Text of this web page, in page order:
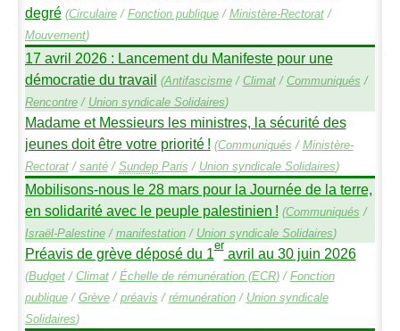
degré (Circulaire/ Fonction publique/ Ministère-Rectorat/
Mouvement)
17 avril 2026 : Lancement du Manifeste pour une
démocratie du travail (Antifascisme/ Climat/ Communiqués /
Rencontre/ Union syndicale Solidaires)
Madame et Messieurs les ministres, la sécurité des
jeunes doit être votre priorité ! (Communiqués / Ministère-
Rectorat/ santé/ SundepParis / Union syndicale Solidaires)
Mobilisons-nous le 28 mars pour la Journée de la terre,
en solidarité avec le peuple palestinien ! (Communiqués /
Israël-Palestine/ manifestation/ Union syndicale Solidaires)
Préavis de grève déposé du 1eravril au 30 juin 2026
(Budget/ Climat/ Échelle de rémunération (ECR)/ Fonction
publique/ Grève/ préavis / rémunération/ Union syndicale
Solidaires)